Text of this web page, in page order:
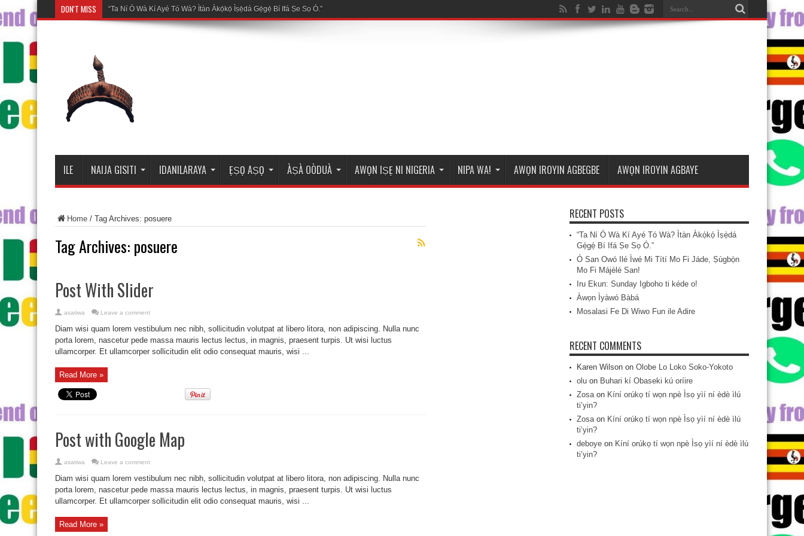
DON'T MISS Mosa
ILE NAIJA GISITI IDANILARAYA ẸṢỌ AṢỌ ÀṢÀ OÒDUÀ AWỌN IṢẸ NI NIGERIA NIPA WA! AWỌN IROYIN AGBEGBE AWỌN IROYIN AGBAYE
Home / Tag Archives: posuere
Tag Archives: posuere
Post With Slider
asatiwa Leave a comment
Diam wisi quam lorem vestibulum nec nibh, sollicitudin volutpat at libero litora, non adipiscing. Nulla nunc
porta lorem, nascetur pede massa mauris lectus lectus, in magnis, praesent turpis. Ut wisi luctus
ullamcorper. Et ullamcorper sollicitudin elit odio consequat mauris, wisi ...
Read More »
Post with Google Map
asatiwa Leave a comment
Diam wisi quam lorem vestibulum nec nibh, sollicitudin volutpat at libero litora, non adipiscing. Nulla nunc
porta lorem, nascetur pede massa mauris lectus lectus, in magnis, praesent turpis. Ut wisi luctus
ullamcorper. Et ullamcorper sollicitudin elit odio consequat mauris, wisi ...
Read More »
RECENT POSTS
“Ta Ní Ó Wà Kí Ayé Tó Wà? Ìtàn Àkọ́kọ́ Ìṣẹ̀dá
Gẹ́gẹ́ Bí Ifá Ṣe Sọ Ó.”
Ó San Owó Ilé Ìwé Mi Títí Mo Fi Jáde, Ṣùgbọ́n
Mo Fi Májèlé San!
Iru Ekun: Sunday Igboho ti kéde o!
Àwọn Ìyàwó Bàbá
Mosalasi Fe Di Wiwo Fun ile Adire
RECENT COMMENTS
Karen Wilson on Olobe Lo Loko Soko-Yokoto
olu on Buhari kí Obaseki kú oríire
Zosaon Kíní orúkọ tí wọn npè Ìsọ yìí ní èdè ìlú
ti’yin?
Zosaon Kíní orúkọ tí wọn npè Ìsọ yìí ní èdè ìlú
ti’yin?
deboye on Kíní orúkọ tí wọn npè Ìsọ yìí ní èdè ìlú
ti’yin?